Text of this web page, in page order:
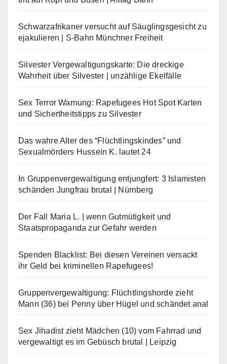
Schwarzafrikaner versucht auf Säuglingsgesicht zu
ejakulieren | S-Bahn Münchner Freiheit
Silvester Vergewaltigungskarte: Die dreckige
Wahrheit über Silvester | unzählige Ekelfälle
Sex Terror Warnung: Rapefugees Hot Spot Karten
und Sichertheitstipps zu Silvester
Das wahre Alter des “Flüchtlingskindes” und
Sexualmörders Hussein K. lautet 24
In Gruppenvergewaltigung entjungfert: 3 Islamisten
schänden Jungfrau brutal | Nürnberg
Der Fall Maria L. | wenn Gutmütigkeit und
Staatspropaganda zur Gefahr werden
Spenden Blacklist: Bei diesen Vereinen versackt
ihr Geld bei kriminellen Rapefugees!
Gruppenvergewaltigung: Flüchtlingshorde zieht
Mann (36) bei Penny über Hügel und schändet anal
Sex Jihadist zieht Mädchen (10) vom Fahrrad und
vergewaltigt es im Gebüsch brutal | Leipzig